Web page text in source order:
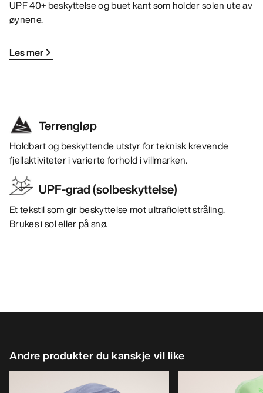
UPF 40+ beskyttelse og buet kant som holder solen ute av
øynene.
Les mer
Terrengløp
Holdbart og beskyttende utstyr for teknisk krevende
fjellaktiviteter i varierte forhold i villmarken.
UPF-grad (solbeskyttelse)
Et tekstil som gir beskyttelse mot ultrafiolett stråling.
Brukes i sol eller på snø.
Andre produkter du kanskje vil like